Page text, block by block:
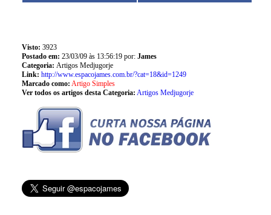
Visto: 3923
Postado em: 23/03/09 às 13:56:19 por: James
Categoria: Artigos Medjugorje
Link: http://www.espacojames.com.br/?cat=18&id=1249
Marcado como: Artigo Simples
Ver todos os artigos desta Categoria: Artigos Medjugorje